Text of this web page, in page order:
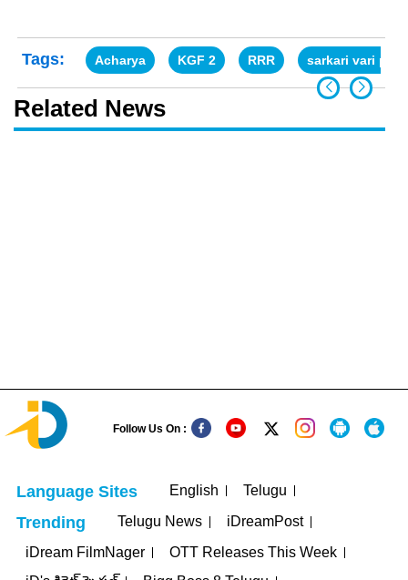
Tags: Acharya KGF 2 RRR sarkari vari pata
Related News
Follow Us On :
Language Sites English Telugu
Trending Telugu News
iDreamPost
iDream FilmNager
OTT Releases This Week